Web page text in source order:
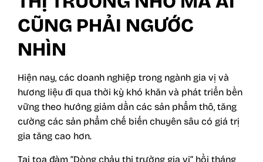
CŨNG PHẢI NGƯỚC
NHÌN
Hiện nay, các doanh nghiệp trong ngành gia vị và
hương liệu đi qua thời kỳ khó khăn và phát triển bền
vững theo hướng giảm dần các sản phẩm thô, tăng
cường các sản phẩm chế biến chuyên sâu có giá trị
gia tăng cao hơn.
Tại tọa đàm “Dòng chảy thị trường gia vị” hồi tháng